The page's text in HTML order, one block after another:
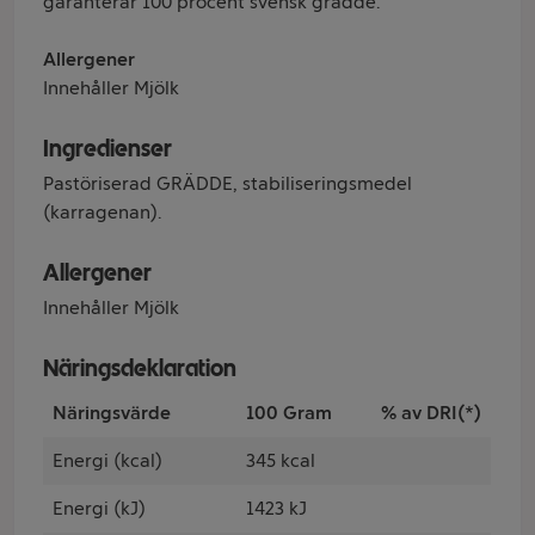
Allergener
Innehåller Mjölk
Ingredienser
Pastöriserad GRÄDDE, stabiliseringsmedel
(karragenan).
Allergener
Innehåller Mjölk
Näringsdeklaration
Näringsvärde 100 Gram % av DRI(*)
Energi (kcal) 345 kcal
Energi (kJ) 1423 kJ